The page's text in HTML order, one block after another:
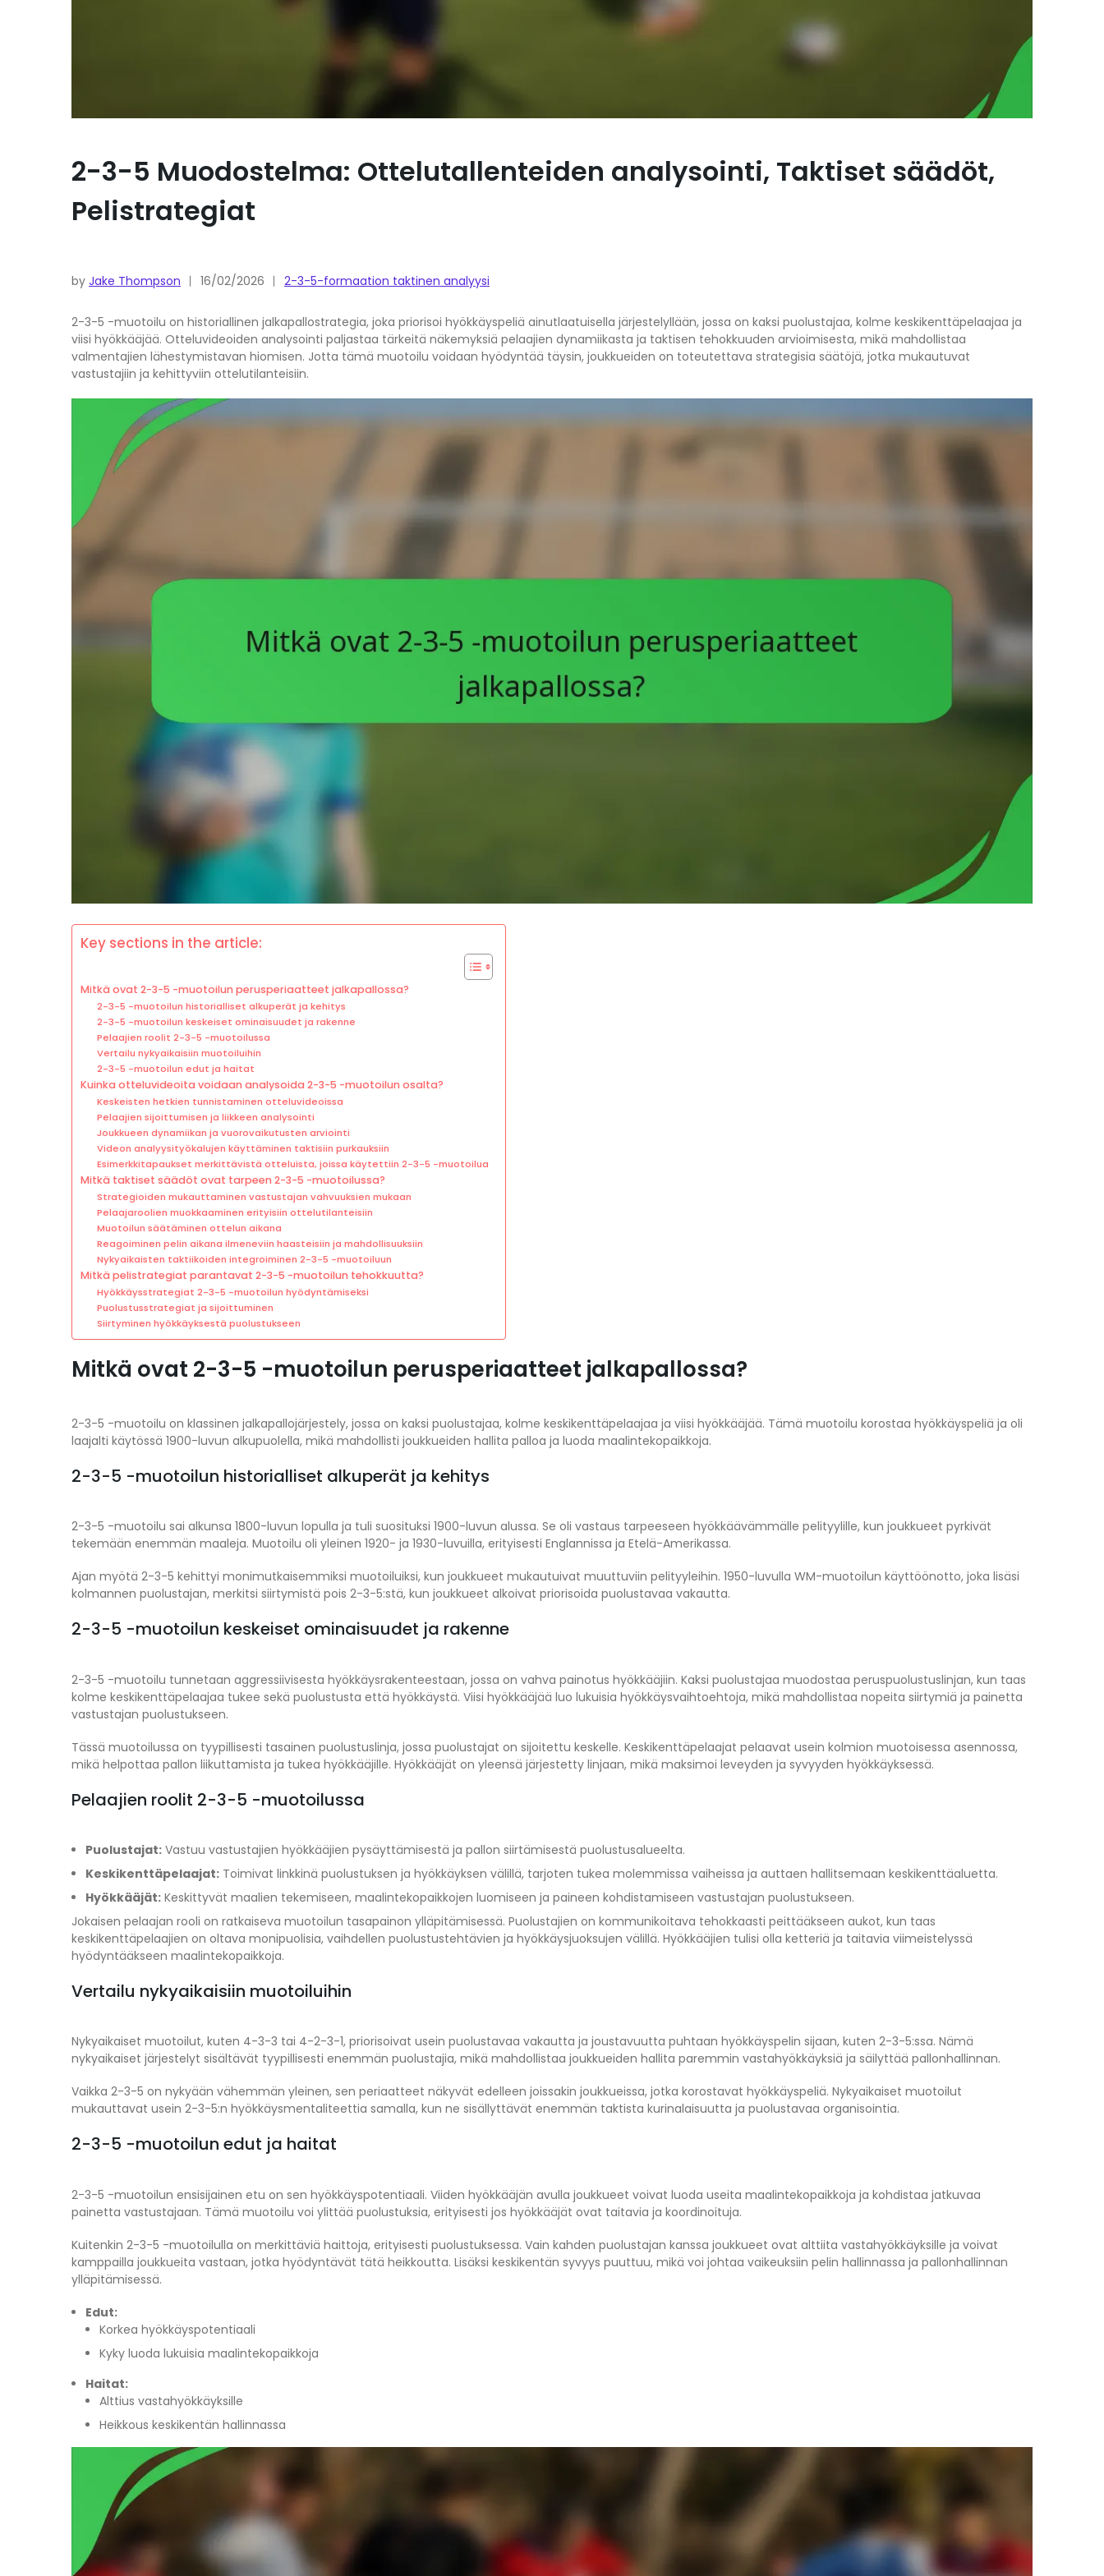
2-3-5 Muodostelma: Ottelutallenteiden analysointi, Taktiset säädöt,
Pelistrategiat
by Jake Thompson 16/02/2026 2-3-5-formaation taktinen analyysi
2-3-5 -muotoilu on historiallinen jalkapallostrategia, joka priorisoi hyökkäyspeliä ainutlaatuisella järjestelyllään, jossa on kaksi puolustajaa, kolme keskikenttäpelaajaa ja
viisi hyökkääjää. Otteluvideoiden analysointi paljastaa tärkeitä näkemyksiä pelaajien dynamiikasta ja taktisen tehokkuuden arvioimisesta, mikä mahdollistaa
valmentajien lähestymistavan hiomisen. Jotta tämä muotoilu voidaan hyödyntää täysin, joukkueiden on toteutettava strategisia säätöjä, jotka mukautuvat
vastustajiin ja kehittyviin ottelutilanteisiin.
Key sections in the article:
Mitkä ovat 2-3-5 -muotoilun perusperiaatteet jalkapallossa?
2-3-5 -muotoilun historialliset alkuperät ja kehitys
2-3-5 -muotoilun keskeiset ominaisuudet ja rakenne
Pelaajien roolit 2-3-5 -muotoilussa
Vertailu nykyaikaisiin muotoiluihin
2-3-5 -muotoilun edut ja haitat
Kuinka otteluvideoita voidaan analysoida 2-3-5 -muotoilun osalta?
Keskeisten hetkien tunnistaminen otteluvideoissa
Pelaajien sijoittumisen ja liikkeen analysointi
Joukkueen dynamiikan ja vuorovaikutusten arviointi
Videon analyysityökalujen käyttäminen taktisiin purkauksiin
Esimerkkitapaukset merkittävistä otteluista, joissa käytettiin 2-3-5 -muotoilua
Mitkä taktiset säädöt ovat tarpeen 2-3-5 -muotoilussa?
Strategioiden mukauttaminen vastustajan vahvuuksien mukaan
Pelaajaroolien muokkaaminen erityisiin ottelutilanteisiin
Muotoilun säätäminen ottelun aikana
Reagoiminen pelin aikana ilmeneviin haasteisiin ja mahdollisuuksiin
Nykyaikaisten taktiikoiden integroiminen 2-3-5 -muotoiluun
Mitkä pelistrategiat parantavat 2-3-5 -muotoilun tehokkuutta?
Hyökkäysstrategiat 2-3-5 -muotoilun hyödyntämiseksi
Puolustusstrategiat ja sijoittuminen
Siirtyminen hyökkäyksestä puolustukseen
Mitkä ovat 2-3-5 -muotoilun perusperiaatteet jalkapallossa?
2-3-5 -muotoilu on klassinen jalkapallojärjestely, jossa on kaksi puolustajaa, kolme keskikenttäpelaajaa ja viisi hyökkääjää. Tämä muotoilu korostaa hyökkäyspeliä ja oli
laajalti käytössä 1900-luvun alkupuolella, mikä mahdollisti joukkueiden hallita palloa ja luoda maalintekopaikkoja.
2-3-5 -muotoilun historialliset alkuperät ja kehitys
2-3-5 -muotoilu sai alkunsa 1800-luvun lopulla ja tuli suosituksi 1900-luvun alussa. Se oli vastaus tarpeeseen hyökkäävämmälle pelityylille, kun joukkueet pyrkivät
tekemään enemmän maaleja. Muotoilu oli yleinen 1920- ja 1930-luvuilla, erityisesti Englannissa ja Etelä-Amerikassa.
Ajan myötä 2-3-5 kehittyi monimutkaisemmiksi muotoiluiksi, kun joukkueet mukautuivat muuttuviin pelityyleihin. 1950-luvulla WM-muotoilun käyttöönotto, joka lisäsi
kolmannen puolustajan, merkitsi siirtymistä pois 2-3-5:stä, kun joukkueet alkoivat priorisoida puolustavaa vakautta.
2-3-5 -muotoilun keskeiset ominaisuudet ja rakenne
2-3-5 -muotoilu tunnetaan aggressiivisesta hyökkäysrakenteestaan, jossa on vahva painotus hyökkääjiin. Kaksi puolustajaa muodostaa peruspuolustuslinjan, kun taas
kolme keskikenttäpelaajaa tukee sekä puolustusta että hyökkäystä. Viisi hyökkääjää luo lukuisia hyökkäysvaihtoehtoja, mikä mahdollistaa nopeita siirtymiä ja painetta
vastustajan puolustukseen.
Tässä muotoilussa on tyypillisesti tasainen puolustuslinja, jossa puolustajat on sijoitettu keskelle. Keskikenttäpelaajat pelaavat usein kolmion muotoisessa asennossa,
mikä helpottaa pallon liikuttamista ja tukea hyökkääjille. Hyökkääjät on yleensä järjestetty linjaan, mikä maksimoi leveyden ja syvyyden hyökkäyksessä.
Pelaajien roolit 2-3-5 -muotoilussa
Puolustajat: Vastuu vastustajien hyökkääjien pysäyttämisestä ja pallon siirtämisestä puolustusalueelta.
Keskikenttäpelaajat: Toimivat linkkinä puolustuksen ja hyökkäyksen välillä, tarjoten tukea molemmissa vaiheissa ja auttaen hallitsemaan keskikenttäaluetta.
Hyökkääjät: Keskittyvät maalien tekemiseen, maalintekopaikkojen luomiseen ja paineen kohdistamiseen vastustajan puolustukseen.
Jokaisen pelaajan rooli on ratkaiseva muotoilun tasapainon ylläpitämisessä. Puolustajien on kommunikoitava tehokkaasti peittääkseen aukot, kun taas
keskikenttäpelaajien on oltava monipuolisia, vaihdellen puolustustehtävien ja hyökkäysjuoksujen välillä. Hyökkääjien tulisi olla ketteriä ja taitavia viimeistelyssä
hyödyntääkseen maalintekopaikkoja.
Vertailu nykyaikaisiin muotoiluihin
Nykyaikaiset muotoilut, kuten 4-3-3 tai 4-2-3-1, priorisoivat usein puolustavaa vakautta ja joustavuutta puhtaan hyökkäyspelin sijaan, kuten 2-3-5:ssa. Nämä
nykyaikaiset järjestelyt sisältävät tyypillisesti enemmän puolustajia, mikä mahdollistaa joukkueiden hallita paremmin vastahyökkäyksiä ja säilyttää pallonhallinnan.
Vaikka 2-3-5 on nykyään vähemmän yleinen, sen periaatteet näkyvät edelleen joissakin joukkueissa, jotka korostavat hyökkäyspeliä. Nykyaikaiset muotoilut
mukauttavat usein 2-3-5:n hyökkäysmentaliteettia samalla, kun ne sisällyttävät enemmän taktista kurinalaisuutta ja puolustavaa organisointia.
2-3-5 -muotoilun edut ja haitat
2-3-5 -muotoilun ensisijainen etu on sen hyökkäyspotentiaali. Viiden hyökkääjän avulla joukkueet voivat luoda useita maalintekopaikkoja ja kohdistaa jatkuvaa
painetta vastustajaan. Tämä muotoilu voi ylittää puolustuksia, erityisesti jos hyökkääjät ovat taitavia ja koordinoituja.
Kuitenkin 2-3-5 -muotoilulla on merkittäviä haittoja, erityisesti puolustuksessa. Vain kahden puolustajan kanssa joukkueet ovat alttiita vastahyökkäyksille ja voivat
kamppailla joukkueita vastaan, jotka hyödyntävät tätä heikkoutta. Lisäksi keskikentän syvyys puuttuu, mikä voi johtaa vaikeuksiin pelin hallinnassa ja pallonhallinnan
ylläpitämisessä.
Edut:
Korkea hyökkäyspotentiaali
Kyky luoda lukuisia maalintekopaikkoja
Haitat:
Alttius vastahyökkäyksille
Heikkous keskikentän hallinnassa